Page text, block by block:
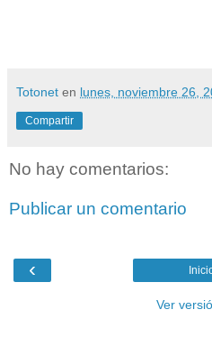
Totonet en lunes, noviembre 26,
Compartir
No hay comentarios:
Publicar un comentario
‹
Ver